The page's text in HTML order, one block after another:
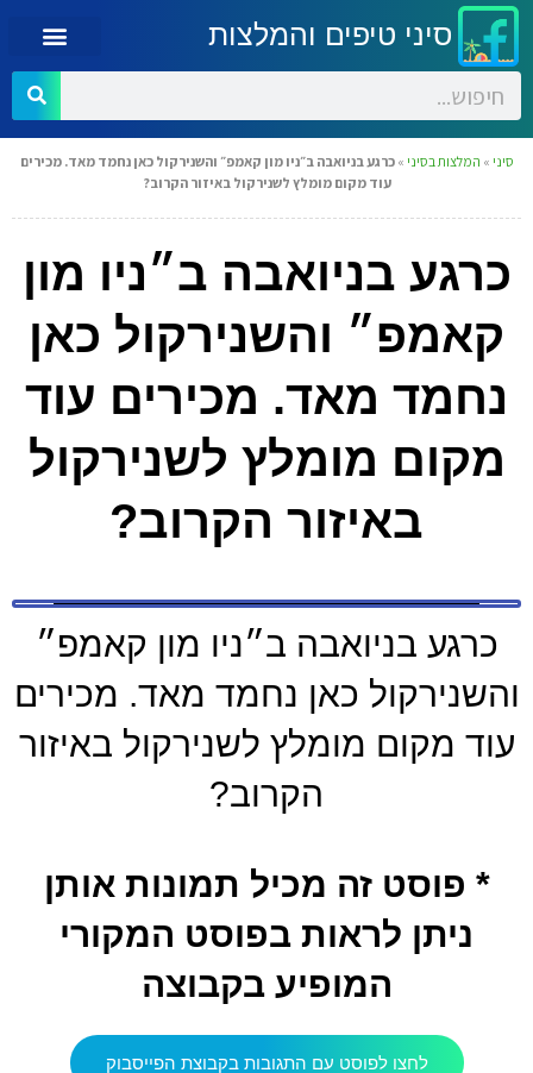
סיני טיפים והמלצות
סיני » המלצות בסיני »כרגע בניואבה ב״ניו מון קאמפ״ והשנירקול כאן נחמד מאד. מכירים
עוד מקום מומלץ לשנירקול באיזור הקרוב?
כרגע בניואבה ב״ניו מון
קאמפ״ והשנירקול כאן
נחמד מאד. מכירים עוד
מקום מומלץ לשנירקול
באיזור הקרוב?
כרגע בניואבה ב״ניו מון קאמפ״
והשנירקול כאן נחמד מאד. מכירים
עוד מקום מומלץ לשנירקול באיזור
הקרוב?
* פוסט זה מכיל תמונות אותן
ניתן לראות בפוסט המקורי
המופיע בקבוצה
לחצו לפוסט עם התגובות בקבוצת הפייסבוק